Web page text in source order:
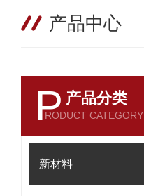
产品中心
P 产品分类
RODUCT CATEGORY
新材料